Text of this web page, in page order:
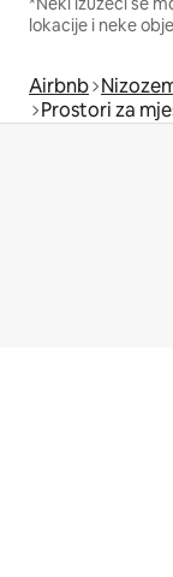
lokacije i neke
Airbnb
Prostori za